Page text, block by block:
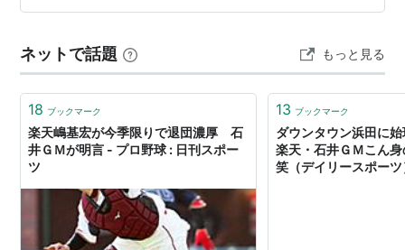
ｗ。シーズン序盤には接戦をものにする強さが見えた時
の皮がすぐに剥がれてしまったようでちょっとショック
です。ただ、そういう戦い方ができていた時期…
ネットで話題 もっと見る
18 ブックマーク
楽天嶋基宏が今季限りで退団濃厚 石
井ＧＭが明言 - プロ野球 : 日刊スポー
ツ
13 ブックマーク
ダウンタウン浜田に
楽天・石井ＧＭこん
笑（デイリースポー